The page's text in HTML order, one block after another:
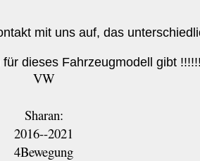
mit uns auf, das
dieses Fahrzeugmodell gibt !!!!!!
VW
Sharan:
2016--2021
4Bewegung